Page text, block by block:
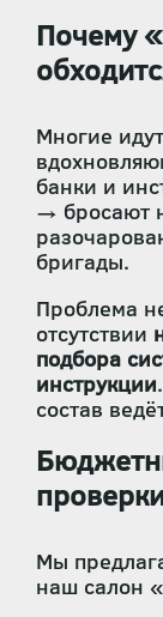
Почему
Многие
банки и
→ бросают
бригады.
Проблема
отсутствии
подбора
инструкции
состав
Мы
наш салон